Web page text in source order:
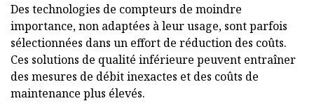
Des technologies de compteurs de moindre
importance, non adaptées à leur usage, sont parfois
sélectionnées dans un effort de réduction des coûts.
Ces solutions de qualité inférieure peuvent entraîner
des mesures de débit inexactes et des coûts de
maintenance plus élevés.